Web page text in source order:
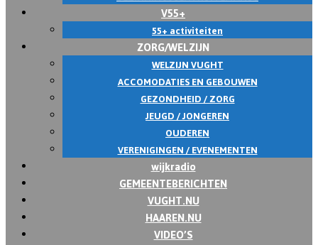
V55+
55+ activiteiten
ZORG/WELZIJN
WELZIJN VUGHT
ACCOMODATIES EN GEBOUWEN
GEZONDHEID / ZORG
JEUGD / JONGEREN
OUDEREN
VERENIGINGEN / EVENEMENTEN
wijkradio
GEMEENTEBERICHTEN
VUGHT.NU
HAAREN.NU
VIDEO’S